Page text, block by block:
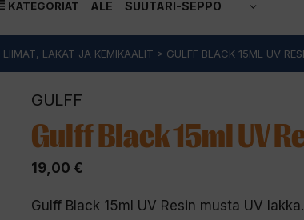
KATEGORIAT ALE SUUTARI-SEPPO
LIIMAT, LAKAT JA KEMIKAALIT > GULFF BLACK 15ML UV
GULFF
Gulff Black 15ml UV
19,00 €
Gulff Black 15ml UV Resin musta UV